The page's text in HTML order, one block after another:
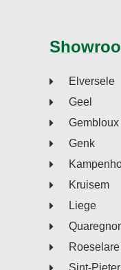
Elversele
Geel
Gembloux
Genk
Kruisem
Liege
Roeselare
Sint-